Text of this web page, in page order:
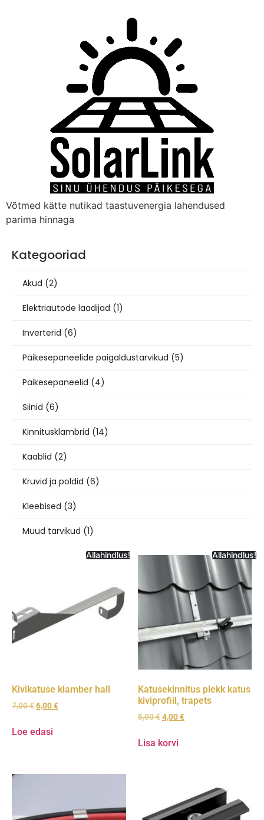
Võtmed kätte nutikad taastuvenergia lahendused
parima hinnaga
Kategooriad
Akud (2)
Elektriautode laadijad (1)
Inverterid (6)
Päikesepaneelide paigaldustarvikud (5)
Päikesepaneelid (4)
Siinid (6)
Kinnitusklambrid (14)
Kaablid (2)
Kruvid ja poldid (6)
Kleebised (3)
Muud tarvikud (1)
Allahindlus!
Kivikatuse klamber hall
7,00€6,00€
Loe edasi
Allahindlus!
Katusekinnitus plekk katus
kiviprofiil, trapets
5,00€4,00€
Lisa korvi